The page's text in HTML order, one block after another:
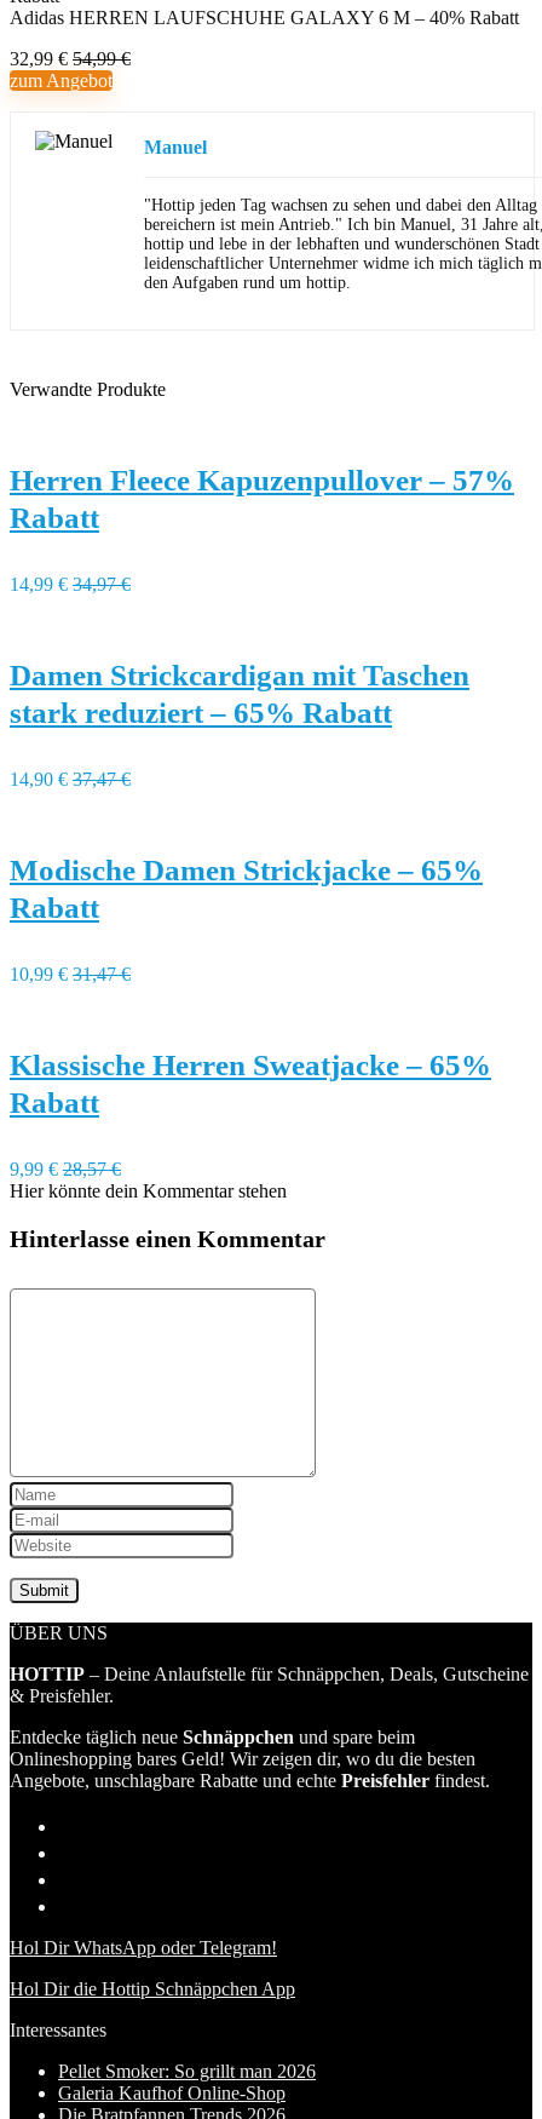
Adidas HERREN LAUFSCHUHE GALAXY 6 M – 40% Rabatt
32,99 € 54,99 €
zum Angebot
Manuel
"Hottip jeden Tag wachsen zu sehen und dabei den
bereichern ist mein Antrieb." Ich bin Manuel, 31 Jahre
hottip und lebe in der lebhaften und wunderschönen
leidenschaftlicher Unternehmer widme ich mich täglich
den Aufgaben rund um hottip.
Verwandte Produkte
Herren Fleece Kapuzenpullover – 57%
Rabatt
14,99 € 34,97 €
Damen Strickcardigan mit Taschen
stark reduziert – 65% Rabatt
14,90 € 37,47 €
Modische Damen Strickjacke – 65%
Rabatt
10,99 € 31,47 €
Klassische Herren Sweatjacke – 65%
Rabatt
9,99 € 28,57 €
Hier könnte dein Kommentar stehen
Hinterlasse einen Kommentar
ÜBER UNS
HOTTIP – Deine Anlaufstelle für Schnäppchen, Deals, Gutscheine
& Preisfehler.
Entdecke täglich neue Schnäppchen und spare beim
Onlineshopping bares Geld! Wir zeigen dir, wo du die besten
Angebote, unschlagbare Rabatte und echte Preisfehler findest.
Hol Dir WhatsApp oder Telegram!
Hol Dir die Hottip Schnäppchen App
Interessantes
Pellet Smoker: So grillt man 2026
Galeria Kaufhof Online-Shop
Die Bratpfannen Trends 2026